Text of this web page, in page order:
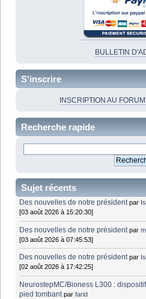
BULLETIN
S'inscrire
INSCRIPTION AU
Recherche rapide
Sujet récents
Des nouvelles de notre président par
[03 août 2026 à 15:20:30]
Des nouvelles de notre président par
[03 août 2026 à 07:45:53]
Des nouvelles de notre président par
[02 août 2026 à 17:42:25]
NeurostepMC/Bioness L300 :
pied tombant parfarid